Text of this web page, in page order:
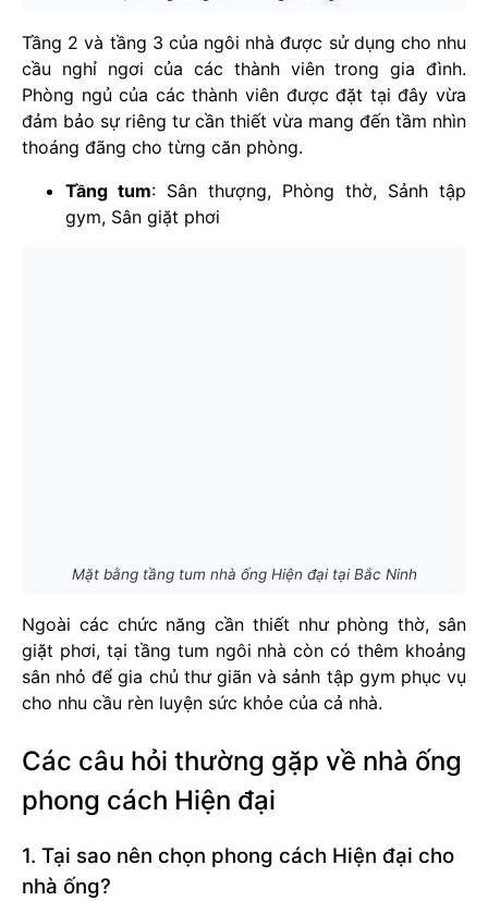
Tầng 2 và tầng 3 của ngôi nhà được sử dụng cho nhu
cầu nghỉ ngơi của các thành viên trong gia đình.
Phòng ngủ của các thành viên được đặt tại đây vừa
đảm bảo sự riêng tư cần thiết vừa mang đến tầm nhìn
thoáng đãng cho từng căn phòng.
Tầng tum: Sân thượng, Phòng thờ, Sảnh tập
gym, Sân giặt phơi
Mặt bằng tầng tum nhà ống Hiện đại tại Bắc Ninh
Ngoài các chức năng cần thiết như phòng thờ, sân
giặt phơi, tại tầng tum ngôi nhà còn có thêm khoảng
sân nhỏ để gia chủ thư giãn và sảnh tập gym phục vụ
cho nhu cầu rèn luyện sức khỏe của cả nhà.
Các câu hỏi thường gặp về nhà ống
phong cách Hiện đại
1. Tại sao nên chọn phong cách Hiện đại cho
nhà ống?